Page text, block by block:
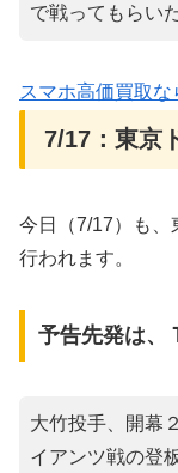
で戦ってもらい
スマホ高価買取な
7/17：東京
今日（7/17）も、
行われます。
予告先発は、
大竹投手、開幕
イアンツ戦の登